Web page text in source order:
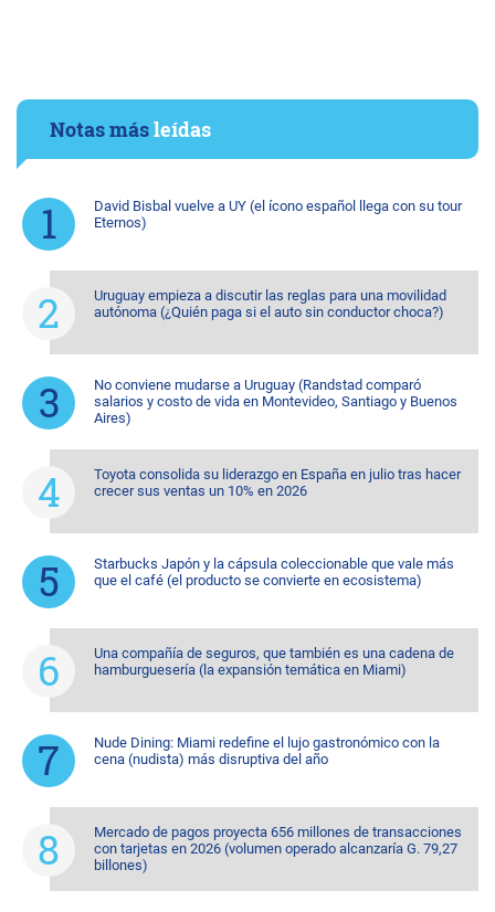
Notas másleídas
David Bisbal vuelve a UY (el ícono español llega con su tour
Eternos)
Uruguay empieza a discutir las reglas para una movilidad
autónoma (¿Quién paga si el auto sin conductor choca?)
No conviene mudarse a Uruguay (Randstad comparó
salarios y costo de vida en Montevideo, Santiago y Buenos
Aires)
Toyota consolida su liderazgo en España en julio tras hacer
crecer sus ventas un 10% en 2026
Starbucks Japón y la cápsula coleccionable que vale más
que el café (el producto se convierte en ecosistema)
Una compañía de seguros, que también es una cadena de
hamburguesería (la expansión temática en Miami)
Nude Dining: Miami redefine el lujo gastronómico con la
cena (nudista) más disruptiva del año
Mercado de pagos proyecta 656 millones de transacciones
con tarjetas en 2026 (volumen operado alcanzaría G. 79,27
billones)